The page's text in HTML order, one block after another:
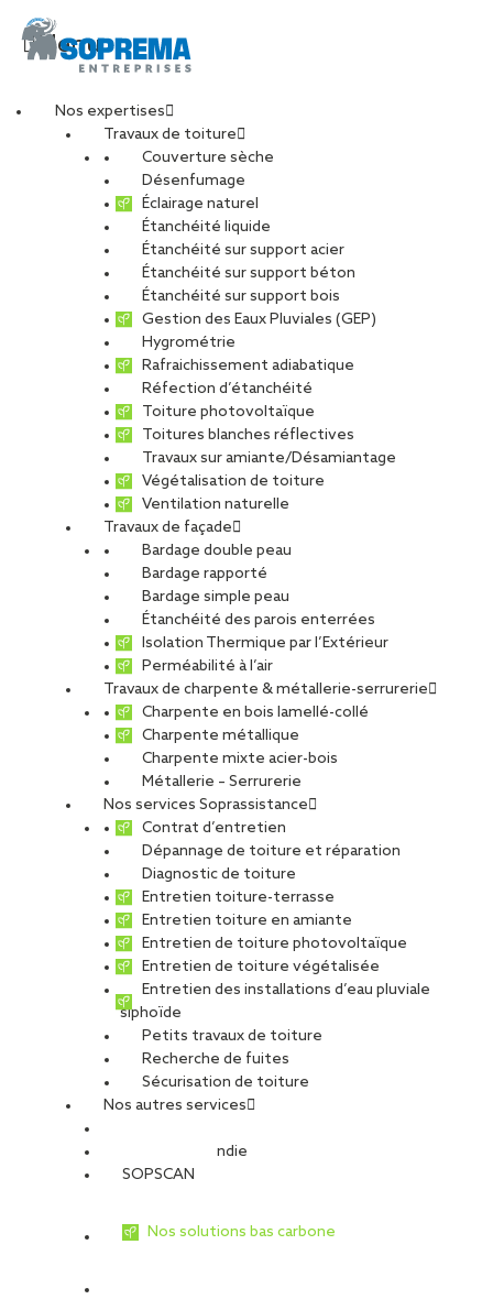
Menu
Nos expertises
Travaux de toiture
Couverture sèche
Désenfumage
Éclairage naturel
Étanchéité liquide
Étanchéité sur support acier
Étanchéité sur support béton
Étanchéité sur support bois
Gestion des Eaux Pluviales (GEP)
Hygrométrie
Rafraichissement adiabatique
Réfection d’étanchéité
Toiture photovoltaïque
Toitures blanches réflectives
Travaux sur amiante/Désamiantage
Végétalisation de toiture
Ventilation naturelle
Travaux de façade
Bardage double peau
Bardage rapporté
Bardage simple peau
Étanchéité des parois enterrées
Isolation Thermique par l’Extérieur
Perméabilité à l’air
Travaux de charpente & métallerie-serrurerie
Charpente en bois lamellé-collé
Charpente métallique
Charpente mixte acier-bois
Métallerie – Serrurerie
Nos services Soprassistance
Contrat d’entretien
Dépannage de toiture et réparation
Diagnostic de toiture
Entretien toiture-terrasse
Entretien toiture en amiante
Entretien de toiture photovoltaïque
Entretien de toiture végétalisée
Entretien des installations d’eau pluviale
siphoïde
Petits travaux de toiture
Recherche de fuites
Sécurisation de toiture
Nos autres services
Sécurité Incendie
SOPSCAN
Nos solutions bas carbone
AQUACITE
FAGNIERES-AP-MA
Architectures (3)
PARTAGER
09 décembre 2020